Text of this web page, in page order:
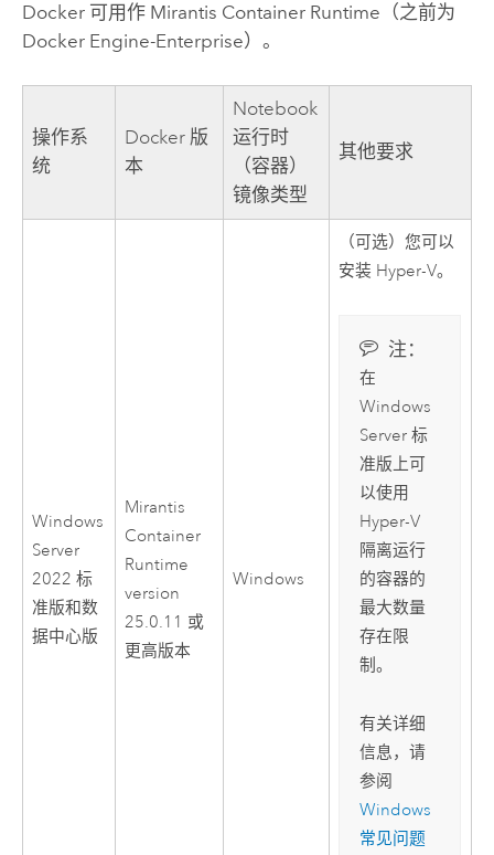
Docker 可用作 Mirantis Container Runtime （之前为
Docker Engine-Enterprise）。
操作系
统
Docker 版
本
Notebook
运行时
（容器）
镜像类型
其他要求
Windows
Server
2022 标
准版和数
据中心版
Mirantis
Container
Runtime
version
25.0.11 或
更高版本
Windows
（可选）您可以
安装 Hyper-V。
注：
在
Windows
Server标
准版上可
以使用
Hyper-V
隔离运行
的容器的
最大数量
存在限
制。
有关详细
信息，请
参阅
Windows
常见问题